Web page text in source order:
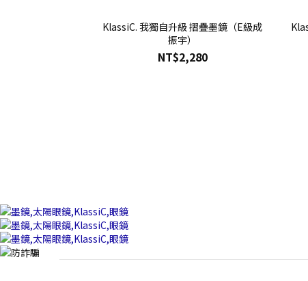
KlassiC. 我獨自升級 摺疊墨鏡（E級成
振宇）
NT$2,280